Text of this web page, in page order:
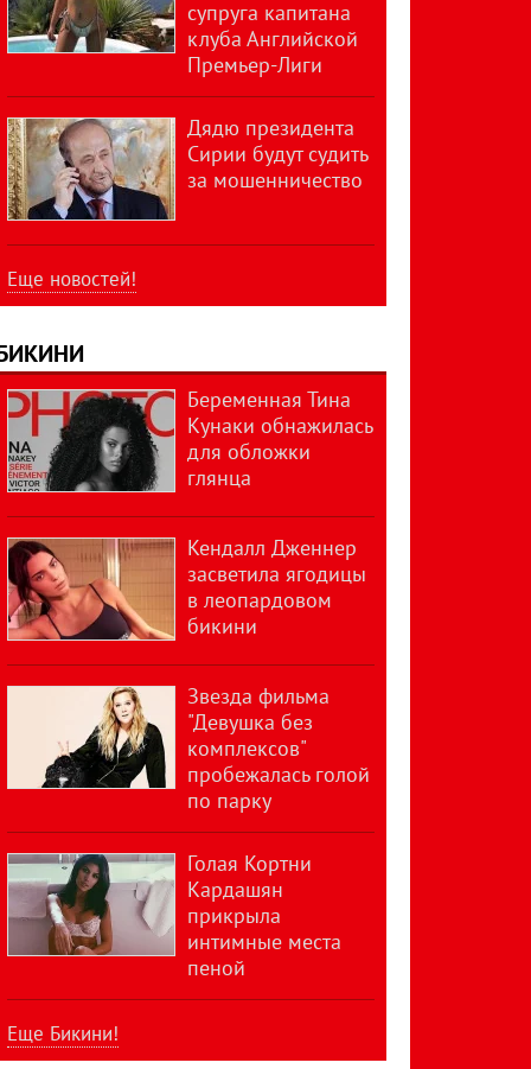
супруга капитана
клуба Английской
Премьер-Лиги
Дядю президента
Сирии будут судить
за мошенничество
Еще новостей!
Беременная Тина
Кунаки обнажилась
для обложки
глянца
Кендалл Дженнер
засветила ягодицы
в леопардовом
бикини
Звезда фильма
"Девушка без
комплексов"
пробежалась голой
по парку
Голая Кортни
Кардашян
прикрыла
интимные места
пеной
Еще Бикини!